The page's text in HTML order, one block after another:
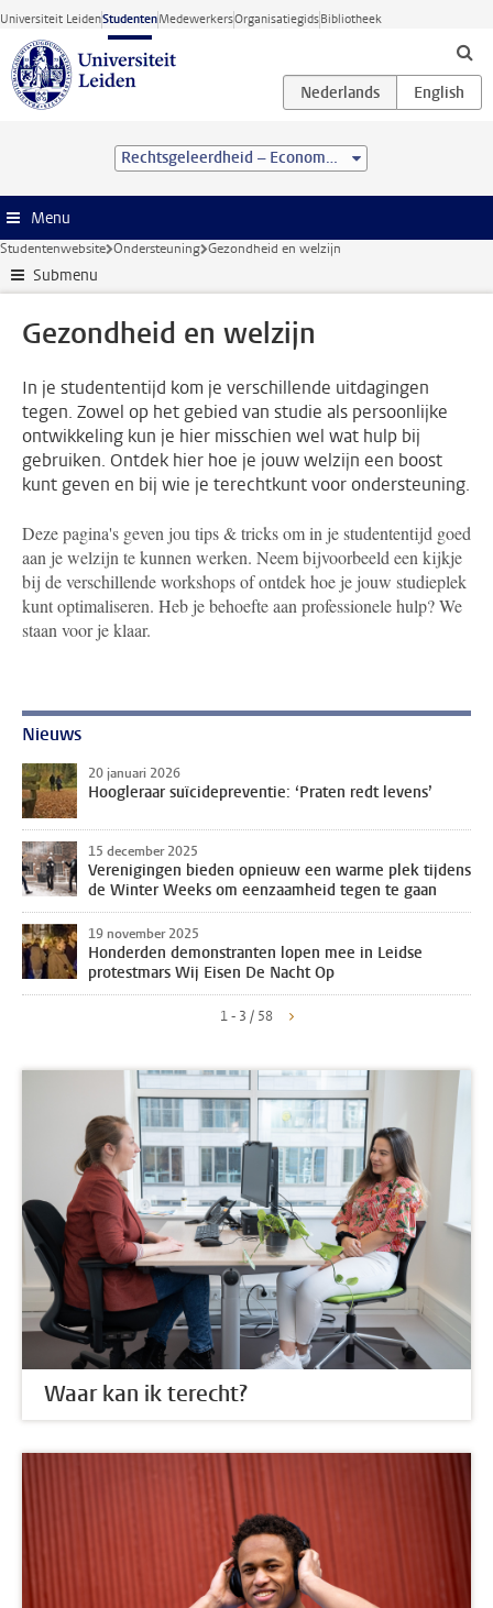
Ga direct naar de inhoud
Universiteit LeidenStudentenMedewerkersOrganisatiegidsBibliotheek
Rechtsgeleerdheid – Economie (LL.B.)
Menu
Studentenwebsite Ondersteuning Gezondheid en welzijn
Submenu
Gezondheid en welzijn
In je studententijd kom je verschillende uitdagingen
tegen. Zowel op het gebied van studie als persoonlijke
ontwikkeling kun je hier misschien wel wat hulp bij
gebruiken. Ontdek hier hoe je jouw welzijn een boost
kunt geven en bij wie je terechtkunt voor ondersteuning.
Deze pagina's geven jou tips & tricks om in je studententijd goed
aan je welzijn te kunnen werken. Neem bijvoorbeeld een kijkje
bij de verschillende workshops of ontdek hoe je jouw studieplek
kunt optimaliseren. Heb je behoefte aan professionele hulp? We
staan voor je klaar.
Nieuws
20 januari 2026
Hoogleraar suïcidepreventie: ‘Praten redt levens’
15 december 2025
Verenigingen bieden opnieuw een warme plek tijdens
de Winter Weeks om eenzaamheid tegen te gaan
19 november 2025
Honderden demonstranten lopen mee in Leidse
protestmars Wij Eisen De Nacht Op
1 - 3 / 58
Waar kan ik terecht?